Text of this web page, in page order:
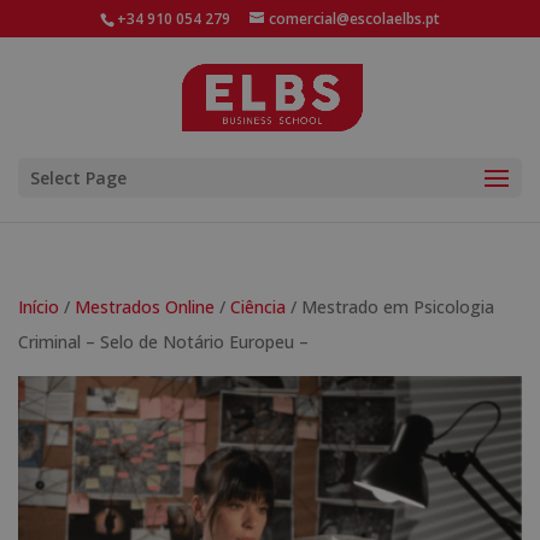
+34 910 054 279 comercial@escolaelbs.pt
Select Page
Início / Mestrados Online / Ciência / Mestrado em Psicologia
Criminal – Selo de Notário Europeu –